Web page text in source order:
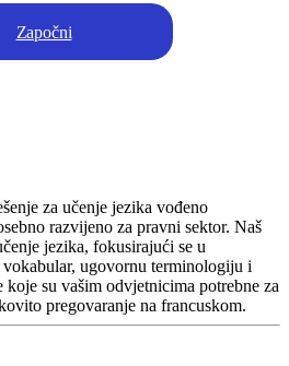
Započni
za učenje jezika vođeno
razvijeno za pravni sektor. Naš
jezika, fokusirajući se u
ugovornu terminologiju i
su vašim odvjetnicima potrebne za
pregovaranje na francuskom.